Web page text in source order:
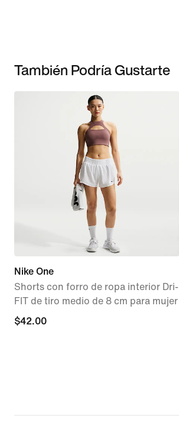
También Podría Gustarte
Nike One
Shorts con forro de ropa interior Dri-
FIT de tiro medio de 8 cm para mujer
$42.00
$42.00